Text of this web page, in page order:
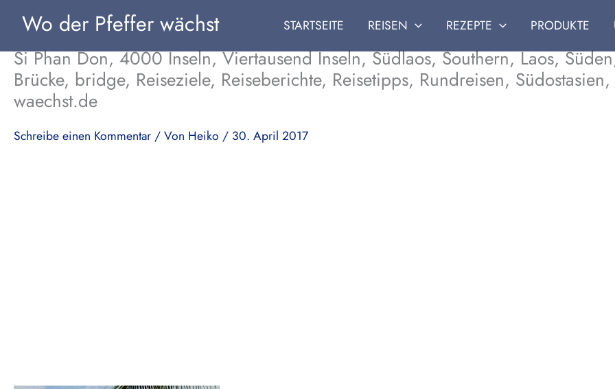
Inhalt
springen
Wo der Pfeffer wächst STARTSEITE REISEN REZEPTE PRODUKTE
Si Phan Don, 4000 Inseln, Viertausend Inseln, Südlaos, Southern, Laos,
Brücke, bridge, Reiseziele, Reiseberichte, Reisetipps, Rundreisen,
waechst.de
Schreibe einen Kommentar/ Von Heiko / 30. April 2017